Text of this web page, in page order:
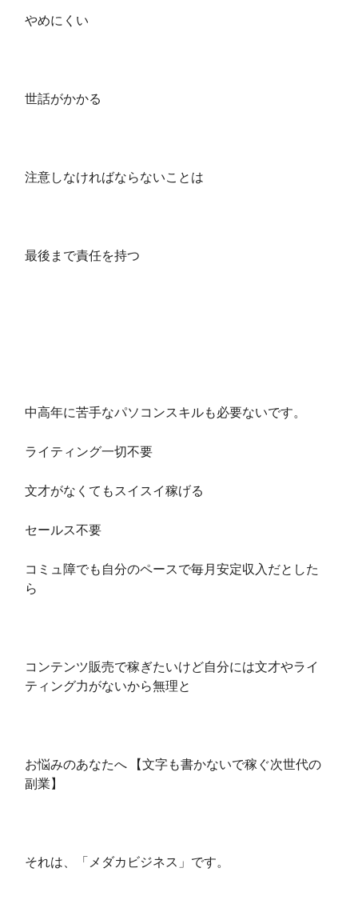
やめにくい
世話がかかる
注意しなければならないことは
最後まで責任を持つ
中高年に苦手なパソコンスキルも必要ないです。
ライティング一切不要
文才がなくてもスイスイ稼げる
セールス不要
コミュ障でも自分のペースで毎月安定収入だとした
ら
コンテンツ販売で稼ぎたいけど自分には文才やライ
ティング力がないから無理と
お悩みのあなたへ 【文字も書かないで稼ぐ次世代の
副業】
それは、「メダカビジネス」です。